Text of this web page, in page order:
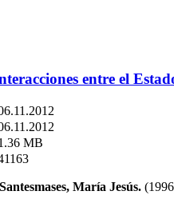
entre el
MB
María Jesús.